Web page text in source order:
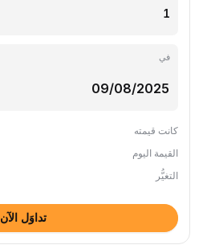
في
كانت قيمته
القيمة اليوم
التغيُّر
تداوَل الآن